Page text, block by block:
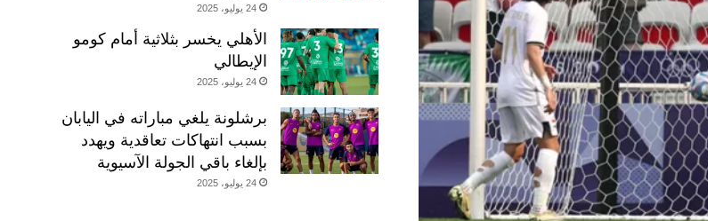
24 يوليو، 2025
الأهلي يخسر بثلاثية أمام كومو
الإيطالي
24 يوليو، 2025
برشلونة يلغي مباراته في اليابان
بسبب انتهاكات تعاقدية ويهدد
بإلغاء باقي الجولة الآسيوية
24 يوليو، 2025